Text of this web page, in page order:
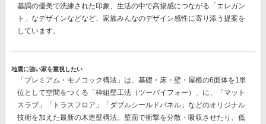
基調の優美で洗練された印象、生活の中で高揚感につながる「エレガン
ト」なデザインなどなど、 家族みんなのデザイン感性に寄り添う提案を
しています。
地震に強い家を重視したい
「プレミアム・モノコック構法」 は、基礎・床・壁・屋根の6面体を1単
位として空間をつくる「枠組壁工法（ツーバイフォー）」に、「マット
スラブ」「トラスフロア」「ダブルシールドパネル」などのオリジナル
技術を加えた最新の木造壁構法。壁面で衝撃を分散・吸収させたり、低